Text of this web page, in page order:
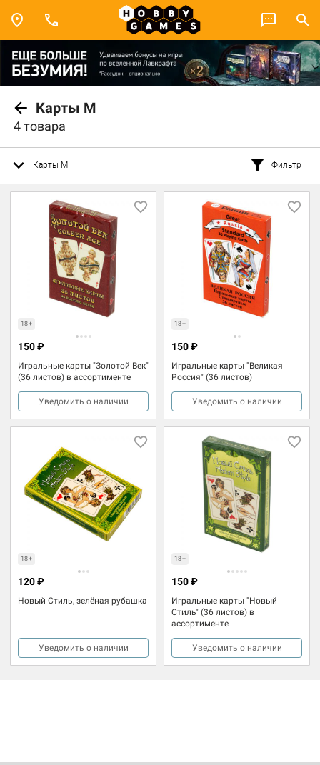
Карты М
4 товара
Карты М Фильтр
18+
Игральные карты "Золотой Век"
(36 листов) в ассортименте
150 ₽
Уведомить о наличии
18+
Игральные карты "Великая
Россия" (36 листов)
150 ₽
Уведомить о наличии
18+
Новый Стиль, зелёная рубашка
120 ₽
Уведомить о наличии
18+
Игральные карты "Новый
Стиль" (36 листов) в
ассортименте
150 ₽
Уведомить о наличии